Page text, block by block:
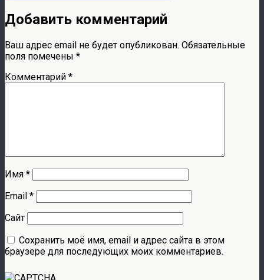
Добавить комментарий
Ваш адрес email не будет опубликован. Обязательные
поля помечены *
Комментарий *
Имя *
Email *
Сайт
Сохранить моё имя, email и адрес сайта в этом
браузере для последующих моих комментариев.